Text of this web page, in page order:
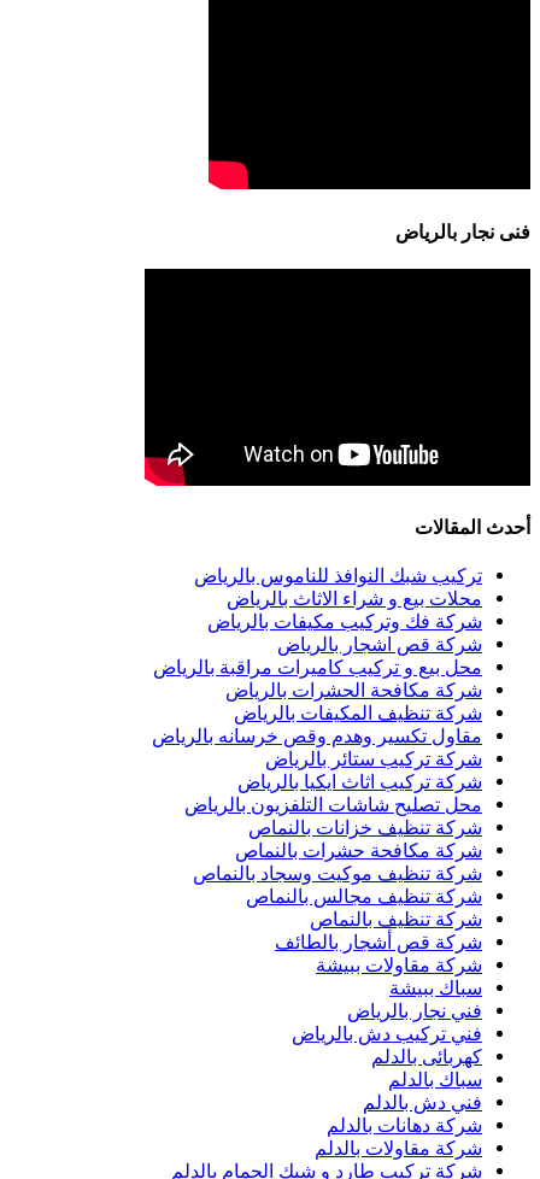
فنى نجار بالرياض
أحدث المقالات
تركيب شبك النوافذ للناموس بالرياض
محلات بيع و شراء الاثاث بالرياض
شركة فك وتركيب مكيفات بالرياض
شركة قص اشجار بالرياض
محل بيع و تركيب كاميرات مراقبة بالرياض
شركة مكافحة الحشرات بالرياض
شركة تنظيف المكيفات بالرياض
مقاول تكسير وهدم وقص خرسانه بالرياض
شركة تركيب ستائر بالرياض
شركة تركيب اثاث ايكيا بالرياض
محل تصليح شاشات التلفزيون بالرياض
شركة تنظيف خزانات بالنماص
شركة مكافحة حشرات بالنماص
شركة تنظيف موكيت وسجاد بالنماص
شركة تنظيف مجالس بالنماص
شركة تنظيف بالنماص
شركة قص أشجار بالطائف
شركة مقاولات ببيشة
سباك ببيشة
فني نجار بالرياض
فني تركيب دش بالرياض
كهربائى بالدلم
سباك بالدلم
فني دش بالدلم
شركة دهانات بالدلم
شركة مقاولات بالدلم
شركة تركيب طارد و شبك الحمام بالدلم